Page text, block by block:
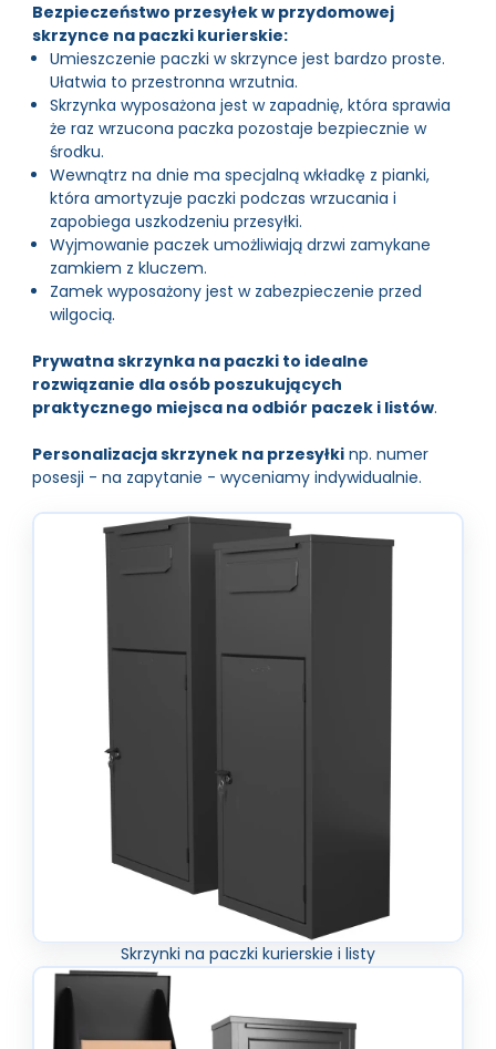
Bezpieczeństwo przesyłek w przydomowej
skrzynce na paczki kurierskie:
Umieszczenie paczki w skrzynce jest bardzo proste.
Ułatwia to przestronna wrzutnia.
Skrzynka wyposażona jest w zapadnię, która sprawia
że raz wrzucona paczka pozostaje bezpiecznie w
środku.
Wewnątrz na dnie ma specjalną wkładkę z pianki,
która amortyzuje paczki podczas wrzucania i
zapobiega uszkodzeniu przesyłki.
Wyjmowanie paczek umożliwiają drzwi zamykane
zamkiem z kluczem.
Zamek wyposażony jest w zabezpieczenie przed
wilgocią.
Prywatna skrzynka na paczki to idealne
rozwiązanie dla osób poszukujących
praktycznego miejsca na odbiór paczek i listów.
Personalizacja skrzynek na przesyłki np. numer
posesji - na zapytanie - wyceniamy indywidualnie.
Skrzynki na paczki kurierskie i listy